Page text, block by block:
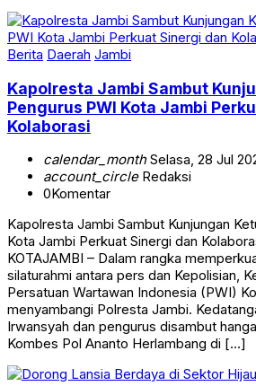
Berita Daerah Jambi
Kapolresta Jambi Sambut
Pengurus PWI Kota Jambi
Kolaborasi
calendar_monthSelasa, 28 Jul
account_circleRedaksi
0Komentar
Kapolresta Jambi Sambut Kunjungan
Kota Jambi Perkuat Sinergi dan
KOTAJAMBI – Dalam rangka
silaturahmi antara pers dan Kepolisian,
Persatuan Wartawan Indonesia (PWI)
menyambangi Polresta Jambi.
Irwansyah dan pengurus disambut
Kombes Pol Ananto Herlambang di […]